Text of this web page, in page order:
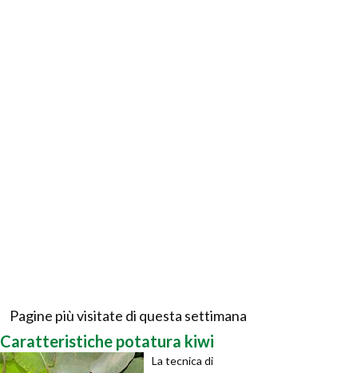
Pagine più visitate di questa settimana
Caratteristiche potatura kiwi
La tecnica di